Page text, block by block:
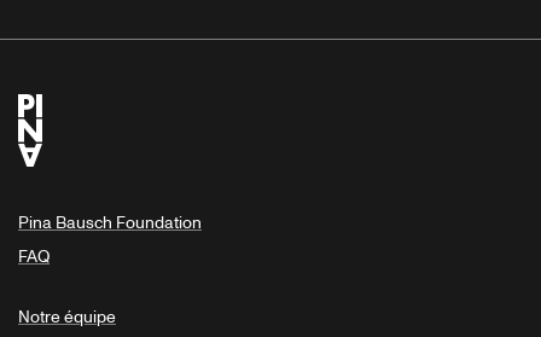
Pina Bausch Foundation
FAQ
Notre équipe